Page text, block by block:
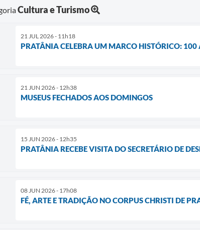
Cultura e Turismo
21 JUL 2026 - 11h18
PRATÂNIA CELEBRA UM MARCO HISTÓRICO:
21 JUN 2026 - 12h38
MUSEUS FECHADOS AOS DOMINGOS
15 JUN 2026 - 12h35
PRATÂNIA RECEBE VISITA DO SECRETÁRIO DE
08 JUN 2026 - 17h08
FÉ, ARTE E TRADIÇÃO NO CORPUS CHRISTI DE